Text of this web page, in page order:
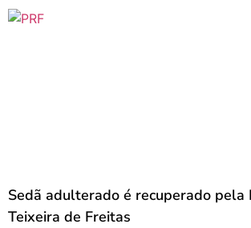
Sedã adulterado é recuperado pela
Teixeira de Freitas